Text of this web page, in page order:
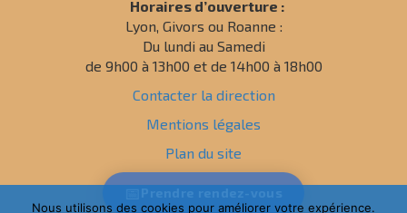
Horaires d’ouverture :
Lyon, Givors ou Roanne :
Du lundi au Samedi
de 9h00 à 13h00 et de 14h00 à 18h00
Contacter la direction
Mentions légales
Plan du site
Politique de confidentialité
Nous utilisons des cookies pour améliorer votre expérience.